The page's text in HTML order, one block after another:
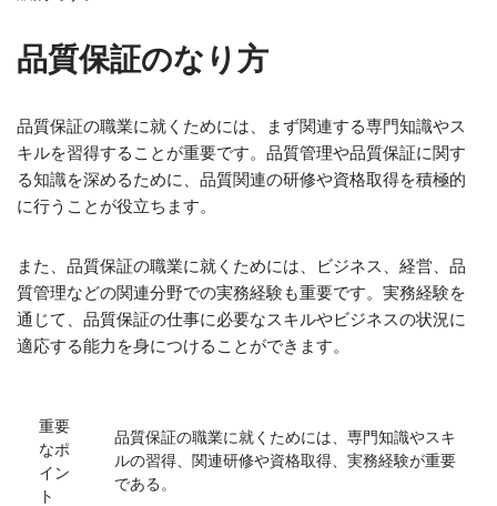
品質保証のなり方
品質保証の職業に就くためには、まず関連する専門知識やス
キルを習得することが重要です。品質管理や品質保証に関す
る知識を深めるために、品質関連の研修や資格取得を積極的
に行うことが役立ちます。
また、品質保証の職業に就くためには、ビジネス、経営、品
質管理などの関連分野での実務経験も重要です。実務経験を
通じて、品質保証の仕事に必要なスキルやビジネスの状況に
適応する能力を身につけることができます。
重要
なポ
イン
ト
品質保証の職業に就くためには、専門知識やスキ
ルの習得、関連研修や資格取得、実務経験が重要
である。